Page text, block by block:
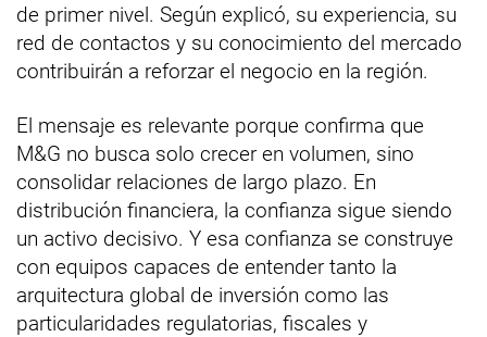
de primer nivel. Según explicó, su experiencia, su
red de contactos y su conocimiento del mercado
contribuirán a reforzar el negocio en la región.
El mensaje es relevante porque confirma que
M&G no busca solo crecer en volumen, sino
consolidar relaciones de largo plazo. En
distribución financiera, la confianza sigue siendo
un activo decisivo. Y esa confianza se construye
con equipos capaces de entender tanto la
arquitectura global de inversión como las
particularidades regulatorias, fiscales y